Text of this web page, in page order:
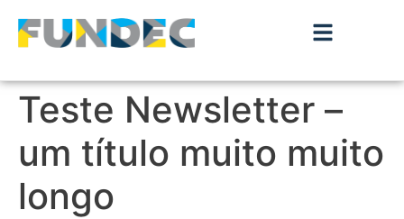
Teste Newsletter –
um título muito muito
longo